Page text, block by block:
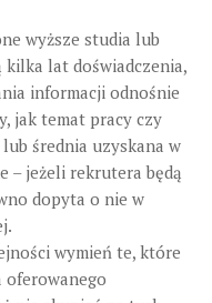
wyższe studia lub
kilka lat doświadczenia,
informacji odnośnie
jak temat pracy czy
średnia uzyskana w
– jeżeli rekrutera będą
dopyta o nie w
wymień te, które